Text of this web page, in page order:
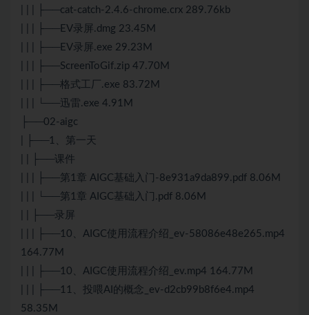
| | | ├──cat-catch-2.4.6-chrome.crx 289.76kb
| | | ├──EV录屏.dmg 23.45M
| | | ├──EV录屏.exe 29.23M
| | | ├──ScreenToGif.zip 47.70M
| | | ├──格式工厂.exe 83.72M
| | | └──迅雷.exe 4.91M
├──02-aigc
| ├──1、第一天
| | ├──课件
| | | ├──第1章 AIGC基础入门-8e931a9da899.pdf 8.06M
| | | └──第1章 AIGC基础入门.pdf 8.06M
| | ├──录屏
| | | ├──10、AIGC使用流程介绍_ev-58086e48e265.mp4
164.77M
| | | ├──10、AIGC使用流程介绍_ev.mp4 164.77M
| | | ├──11、投喂AI的概念_ev-d2cb99b8f6e4.mp4
58.35M